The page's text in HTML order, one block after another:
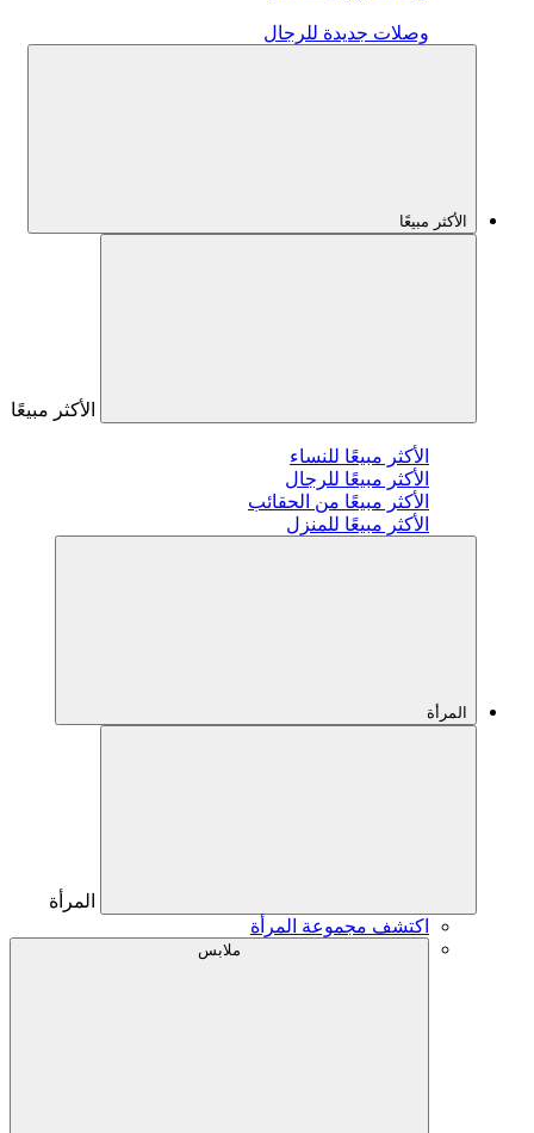
وصلات جديدة للرجال
الأكثر مبيعًا
الأكثر مبيعًا
الأكثر مبيعًا للنساء
الأكثر مبيعًا للرجال
الأكثر مبيعًا من الحقائب
الأكثر مبيعًا للمنزل
المرأة
المرأة
اكتشف مجموعة المرأة
ملابس